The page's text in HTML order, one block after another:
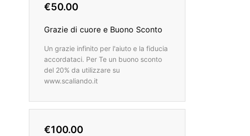
€50.00
Grazie di cuore e Buono Sconto
Un grazie infinito per l'aiuto e la fiducia
accordataci. Per Te un buono sconto
del 20% da utilizzare su
www.scaliando.it
€100.00